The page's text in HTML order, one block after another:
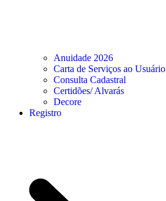
Anuidade 2026
Carta de Serviços ao Usuário
Consulta Cadastral
Certidões/ Alvarás
Decore
Registro